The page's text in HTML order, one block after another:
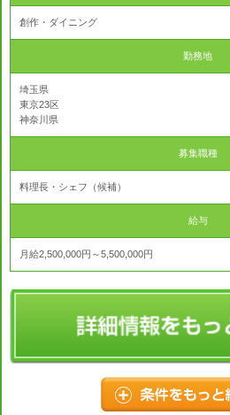
創作・ダイニング
勤務地
埼玉県
東京23区
神奈川県
募集職種
料理長・シェフ（候補）
給与
月給2,500,000円～5,500,000円